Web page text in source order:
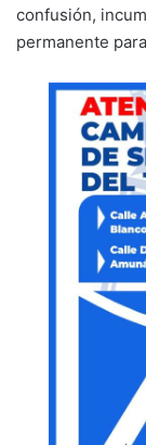
confusión,
permanente